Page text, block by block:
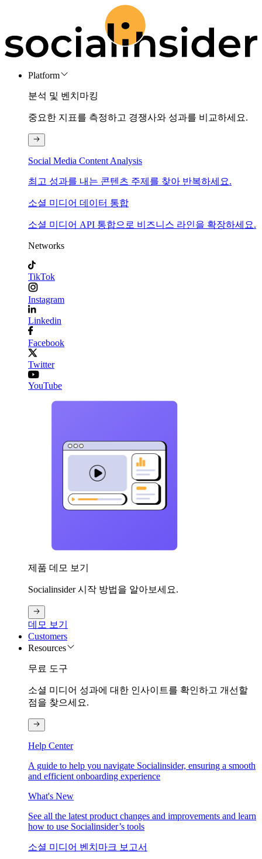
Platform
분석 및 벤치마킹
중요한 지표를 측정하고 경쟁사와 성과를 비교하세요.
Social Media Content Analysis
최고 성과를 내는 콘텐츠 주제를 찾아 반복하세요.
소셜 미디어 데이터 통합
소셜 미디어 API 통합으로 비즈니스 라인을 확장하세요.
Networks
TikTok
Instagram
Linkedin
Facebook
Twitter
YouTube
제품 데모 보기
Socialinsider 시작 방법을 알아보세요.
데모 보기
Customers
Resources
무료 도구
소셜 미디어 성과에 대한 인사이트를 확인하고 개선할
점을 찾으세요.
Help Center
A guide to help you navigate Socialinsider, ensuring a smooth
and efficient onboarding experience
What's New
See all the latest product changes and improvements and learn
how to use Socialinsider’s tools
소셜 미디어 벤치마크 보고서